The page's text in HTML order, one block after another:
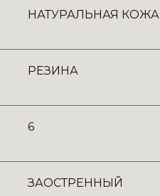
НАТУРАЛЬНАЯ КОЖА
РЕЗИНА
6
ЗАОСТРЕННЫЙ